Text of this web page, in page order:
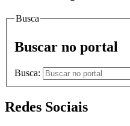
Busca
Buscar no portal
Busca:
Redes Sociais